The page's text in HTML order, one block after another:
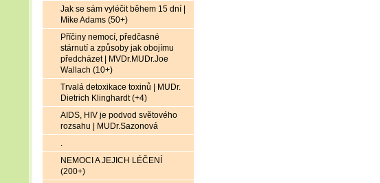
Jak se sám vyléčit během 15 dní |
Mike Adams (50+)
Příčiny nemocí, předčasné
stárnutí a způsoby jak obojímu
předcházet | MVDr.MUDr.Joe
Wallach (10+)
Trvalá detoxikace toxinů | MUDr.
Dietrich Klinghardt (+4)
AIDS, HIV je podvod světového
rozsahu | MUDr.Sazonová
.
NEMOCI A JEJICH LÉČENÍ
(200+)